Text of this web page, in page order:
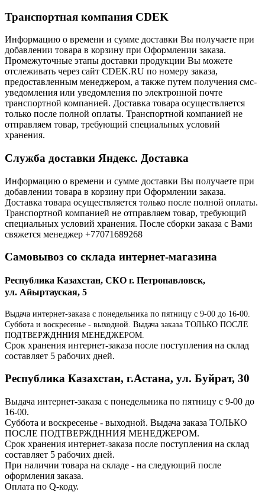
Транспортная компания CDEK
Информацию о времени и сумме доставки Вы получаете при
добавлении товара в корзину при Оформлении заказа.
Промежуточные этапы доставки продукции Вы можете
отслеживать через сайт CDEK.RU по номеру заказа,
предоставленным менеджером, а также путем получения смс-
уведомления или уведомления по электронной почте
транспортной компанией. Доставка товара осуществляется
только после полной оплаты. Транспортной компанией не
отправляем товар, требующий специальных условий
хранения.
Служба доставки Яндекс. Доставка
Информацию о времени и сумме доставки Вы получаете при
добавлении товара в корзину при Оформлении заказа.
Доставка товара осуществляется только после полной оплаты.
Транспортной компанией не отправляем товар, требующий
специальных условий хранения. После сборки заказа с Вами
свяжется менеджер +77071689268
Самовывоз со склада интернет-магазина
Республика Казахстан, СКО г. Петропавловск,
ул. Айыртауская, 5
Выдача интернет-заказа с понедельника по пятницу с 9-00 до 16-00.
Суббота и воскресенье - выходной. Выдача заказа ТОЛЬКО ПОСЛЕ
ПОДТВЕРЖДННИЯ МЕНЕДЖЕРОМ.
Срок хранения интернет-заказа после поступления на склад
составляет 5 рабочих дней.
Республика Казахстан, г.Астана, ул. Буйрат, 30
Выдача интернет-заказа с понедельника по пятницу с 9-00 до
16-00.
Суббота и воскресенье - выходной. Выдача заказа ТОЛЬКО
ПОСЛЕ ПОДТВЕРЖДННИЯ МЕНЕДЖЕРОМ.
Срок хранения интернет-заказа после поступления на склад
составляет 5 рабочих дней.
При наличии товара на складе - на следующий после
оформления заказа.
Оплата по Q-коду.